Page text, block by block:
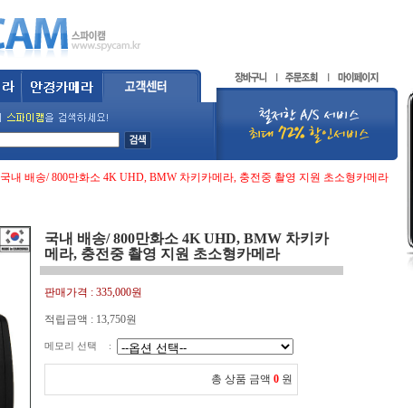
국내 배송/ 800만화소 4K UHD, BMW 차키카메라, 충전중 촬영 지원 초소형카메라
국내 배송/ 800만화소 4K UHD, BMW 차키카
메라, 충전중 촬영 지원 초소형카메라
판매가격 : 335,000원
적립금액 : 13,750원
메모리 선택 :
총 상품 금액 0 원